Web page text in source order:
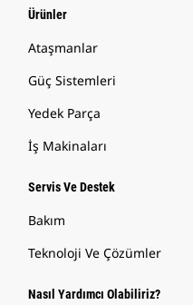
Ürünler
Ataşmanlar
Güç Sistemleri
Yedek Parça
İş Makinaları
Servis Ve Destek
Bakım
Teknoloji Ve Çözümler
Nasıl Yardımcı Olabiliriz?